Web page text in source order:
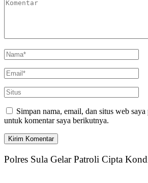
Simpan nama, email, dan situs web
untuk komentar saya berikutnya.
Polres Sula Gelar Patroli Cipta